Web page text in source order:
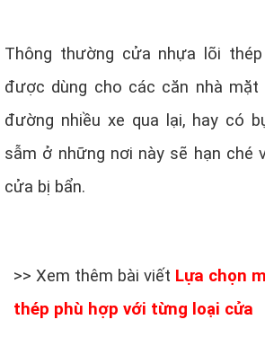
Thông thường cửa nhựa lõi
được dùng cho các căn nhà
đường nhiều xe qua lại, hay có
sẫm ở những nơi này sẽ hạn ché
cửa bị bẩn.
>> Xem thêm bài viết Lựa chọn
thép phù hợp với từng loại cửa